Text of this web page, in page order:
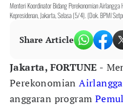
Menteri Koordinator Bidang Perekonomian
Kepresidenan, Jakarta, Selasa (5/4). (Dok. BPMI
Share Article
Jakarta, FORTUNE -
Perekonomian
anggaran program